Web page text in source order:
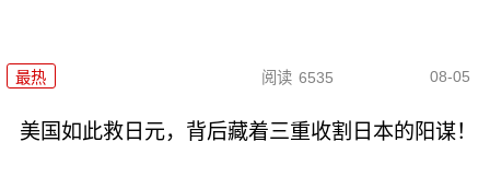
最热 阅读 6535 08-05
美国如此救日元，背后藏着三重收割日本的阳谋！